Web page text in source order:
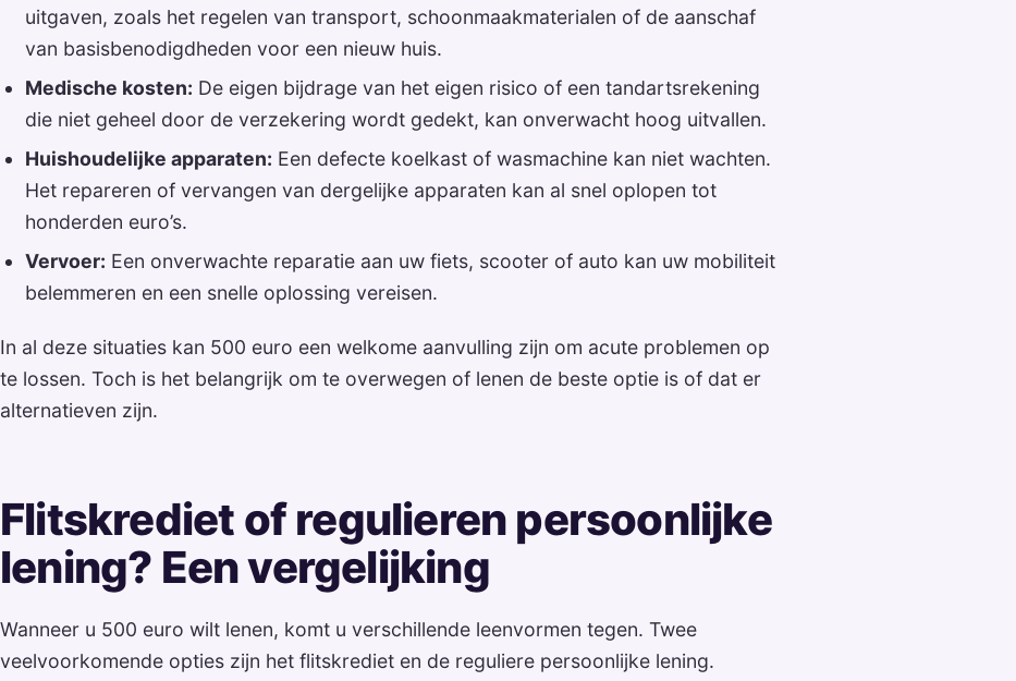
uitgaven, zoals het regelen van transport, schoonmaakmaterialen of de aanschaf
van basisbenodigdheden voor een nieuw huis.
Medische kosten: De eigen bijdrage van het eigen risico of een tandartsrekening
die niet geheel door de verzekering wordt gedekt, kan onverwacht hoog uitvallen.
Huishoudelijke apparaten: Een defecte koelkast of wasmachine kan niet wachten.
Het repareren of vervangen van dergelijke apparaten kan al snel oplopen tot
honderden euro’s.
Vervoer: Een onverwachte reparatie aan uw fiets, scooter of auto kan uw mobiliteit
belemmeren en een snelle oplossing vereisen.
In al deze situaties kan 500 euro een welkome aanvulling zijn om acute problemen op
te lossen. Toch is het belangrijk om te overwegen of lenen de beste optie is of dat er
alternatieven zijn.
Flitskrediet of regulieren persoonlijke
lening? Een vergelijking
Wanneer u 500 euro wilt lenen, komt u verschillende leenvormen tegen. Twee
veelvoorkomende opties zijn het flitskrediet en de reguliere persoonlijke lening.